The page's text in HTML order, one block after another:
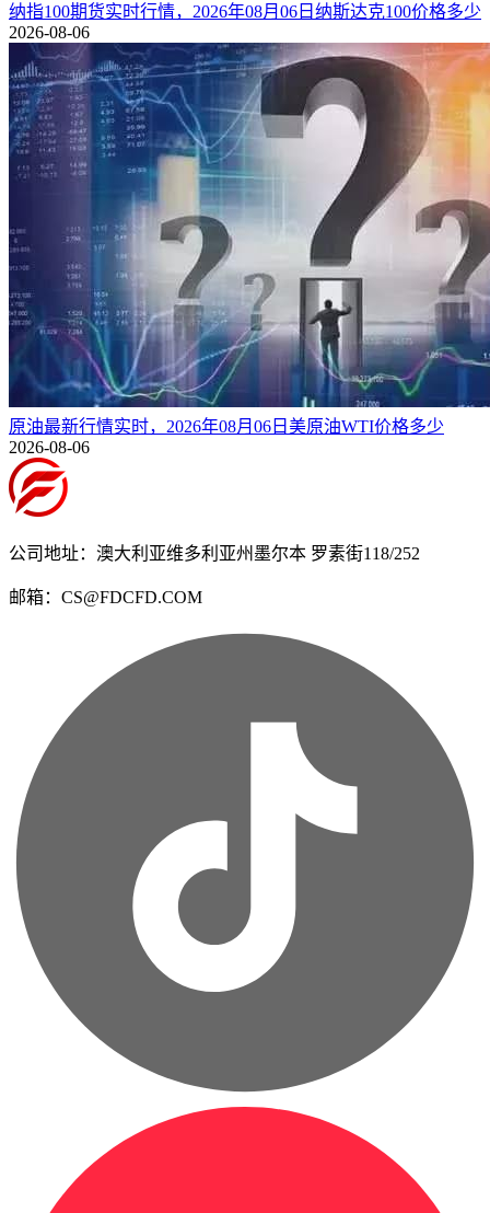
纳指100期货实时行情，2026年08月06日纳斯达克100价格多少
2026-08-06
原油最新行情实时，2026年08月06日美原油WTI价格多少
2026-08-06
公司地址：澳大利亚维多利亚州墨尔本 罗素街118/252
邮箱：CS@FDCFD.COM